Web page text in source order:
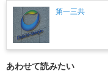
第一三共
あわせて読みたい